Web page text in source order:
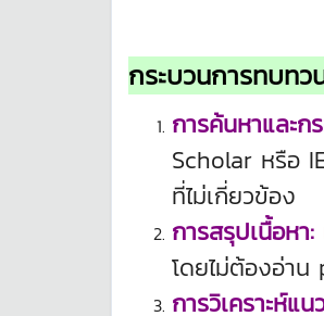
กระบวนการทบท
การค้นหาและก
Scholar หรือ
ที่ไม่เกี่ยวข้อง
การสรุปเนื้อหา:
โดยไม่ต้องอ่า
การวิเคราะห์แน